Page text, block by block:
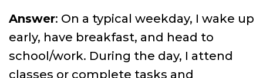
Answer: On a typical weekday, I wake up
early, have breakfast, and head to
school/work. During the day, I attend
classes or complete tasks and